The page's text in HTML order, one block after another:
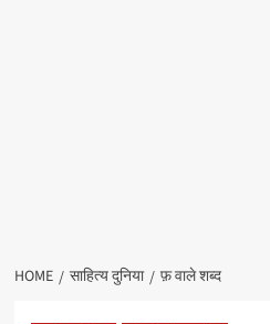
HOME साहित्य दुनिया फ़ वाले शब्द